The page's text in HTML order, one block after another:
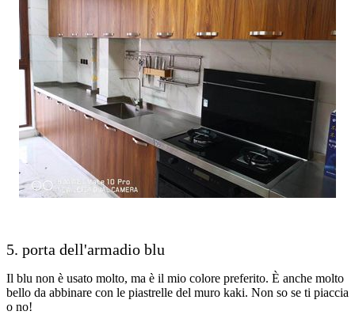
5. porta dell'armadio blu
Il blu non è usato molto, ma è il mio colore preferito. È anche molto
bello da abbinare con le piastrelle del muro kaki. Non so se ti piaccia
o no!